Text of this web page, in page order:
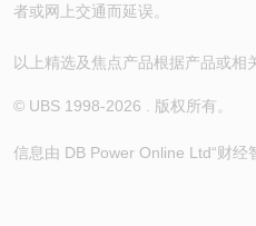
者或网上交通而延误。
以上精选及焦点产品根据产品或相
© UBS 1998-2026 . 版权所有。
信息由 DB Power Online Ltd“财经